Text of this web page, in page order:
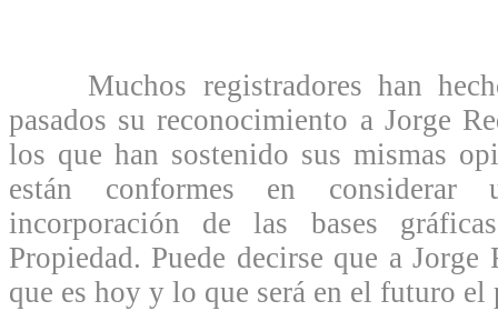
Muchos registradores han
pasados su reconocimiento a Jorge
los que han sostenido sus mismas
están conformes en
incorporación de las bases
Propiedad. Puede decirse que a
que es hoy y lo que será en el futuro el